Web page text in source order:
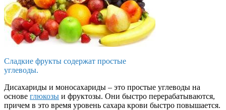
Сладкие фрукты содержат простые
углеводы.
Дисахариды и моносахариды – это простые углеводы на
основе глюкозы и фруктозы. Они быстро перерабатываются,
причем в это время уровень сахара крови быстро повышается.